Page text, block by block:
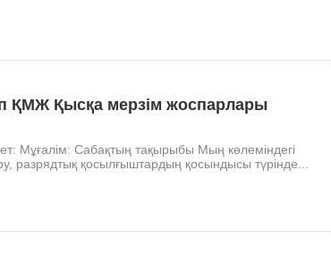
ҚМЖ Қысқа мерзім жоспарлары
Мұғалім: Сабақтың тақырыбы Мың көлеміндегі
разрядтық қосылғыштардың қосындысы түрінде...